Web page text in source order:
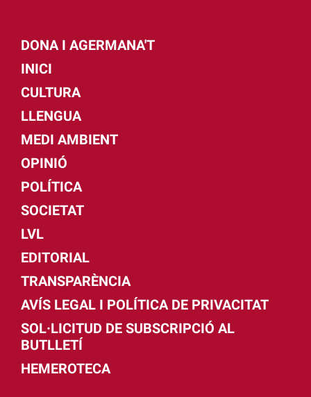
DONA I AGERMANA'T
INICI
CULTURA
LLENGUA
MEDI AMBIENT
OPINIÓ
POLÍTICA
SOCIETAT
LVL
EDITORIAL
TRANSPARÈNCIA
AVÍS LEGAL I POLÍTICA DE PRIVACITAT
SOL·LICITUD DE SUBSCRIPCIÓ AL
BUTLLETÍ
HEMEROTECA